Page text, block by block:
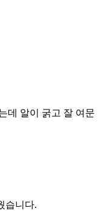
데 알이 굵고 잘 여문
습니다.